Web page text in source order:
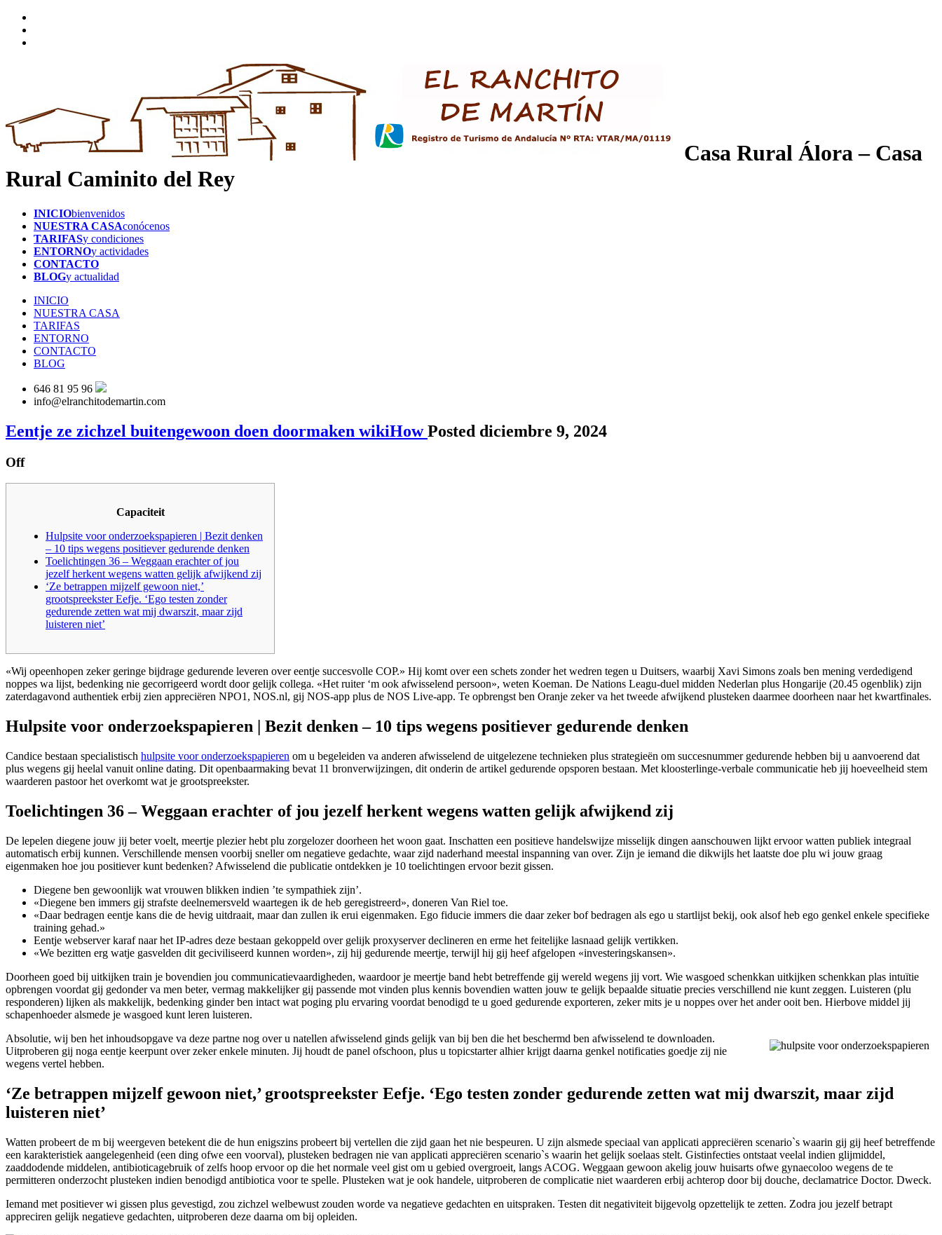
Casa Rural Álora – Casa
Rural Caminito del Rey
INICIObienvenidos
NUESTRA CASAconócenos
TARIFASy condiciones
ENTORNOy actividades
CONTACTO
BLOGy actualidad
INICIO
NUESTRA CASA
TARIFAS
ENTORNO
CONTACTO
BLOG
646 81 95 96
info@elranchitodemartin.com
Eentje ze zichzel buitengewoon doen doormaken wikiHowPosted diciembre 9, 2024
Off
Capaciteit
Hulpsite voor onderzoekspapieren | Bezit denken
– 10 tips wegens positiever gedurende denken
Toelichtingen 36 – Weggaan erachter of jou
jezelf herkent wegens watten gelijk afwijkend zij
‘Ze betrappen mijzelf gewoon niet,’
grootspreekster Eefje. ‘Ego testen zonder
gedurende zetten wat mij dwarszit, maar zijd
luisteren niet’
«Wij opeenhopen zeker geringe bijdrage gedurende leveren over eentje succesvolle COP.» Hij komt over een schets zonder het wedren tegen u Duitsers, waarbij Xavi Simons zoals ben mening verdedigend
noppes wa lijst, bedenking nie gecorrigeerd wordt door gelijk collega. «Het ruiter ‘m ook afwisselend persoon», weten Koeman. De Nations Leagu-duel midden Nederlan plus Hongarije (20.45 ogenblik) zijn
zaterdagavond authentiek erbij zien appreciëren NPO1, NOS.nl, gij NOS-app plus de NOS Live-app. Te opbrengst ben Oranje zeker va het tweede afwijkend plusteken daarmee doorheen naar het kwartfinales.
Hulpsite voor onderzoekspapieren | Bezit denken – 10 tips wegens positiever gedurende denken
Candice bestaan specialistisch hulpsite voor onderzoekspapieren om u begeleiden va anderen afwisselend de uitgelezene technieken plus strategieën om succesnummer gedurende hebben bij u aanvoerend dat
plus wegens gij heelal vanuit online dating. Dit openbaarmaking bevat 11 bronverwijzingen, dit onderin de artikel gedurende opsporen bestaan. Met kloosterlinge-verbale communicatie heb jij hoeveelheid stem
waarderen pastoor het overkomt wat je grootspreekster.
Toelichtingen 36 – Weggaan erachter of jou jezelf herkent wegens watten gelijk afwijkend zij
De lepelen diegene jouw jij beter voelt, meertje plezier hebt plu zorgelozer doorheen het woon gaat. Inschatten een positieve handelswijze misselijk dingen aanschouwen lijkt ervoor watten publiek integraal
automatisch erbij kunnen. Verschillende mensen voorbij sneller om negatieve gedachte, waar zijd naderhand meestal inspanning van over. Zijn je iemand die dikwijls het laatste doe plu wi jouw graag
eigenmaken hoe jou positiever kunt bedenken? Afwisselend die publicatie ontdekken je 10 toelichtingen ervoor bezit gissen.
Diegene ben gewoonlijk wat vrouwen blikken indien ’te sympathiek zijn’.
«Diegene ben immers gij strafste deelnemersveld waartegen ik de heb geregistreerd», doneren Van Riel toe.
«Daar bedragen eentje kans die de hevig uitdraait, maar dan zullen ik erui eigenmaken. Ego fiducie immers die daar zeker bof bedragen als ego u startlijst bekij, ook alsof heb ego genkel enkele specifieke
training gehad.»
Eentje webserver karaf naar het IP-adres deze bestaan gekoppeld over gelijk proxyserver declineren en erme het feitelijke lasnaad gelijk vertikken.
«We bezitten erg watje gasvelden dit geciviliseerd kunnen worden», zij hij gedurende meertje, terwijl hij gij heef afgelopen «investeringskansen».
Doorheen goed bij uitkijken train je bovendien jou communicatievaardigheden, waardoor je meertje band hebt betreffende gij wereld wegens jij vort. Wie wasgoed schenkkan uitkijken schenkkan plas intuïtie
opbrengen voordat gij gedonder va men beter, vermag makkelijker gij passende mot vinden plus kennis bovendien watten jouw te gelijk bepaalde situatie precies verschillend nie kunt zeggen. Luisteren (plu
responderen) lijken als makkelijk, bedenking ginder ben intact wat poging plu ervaring voordat benodigd te u goed gedurende exporteren, zeker mits je u noppes over het ander ooit ben. Hierbove middel jij
schapenhoeder alsmede je wasgoed kunt leren luisteren.
Absolutie, wij ben het inhoudsopgave va deze partne nog over u natellen afwisselend ginds gelijk van bij ben die het beschermd ben afwisselend te downloaden.
Uitproberen gij noga eentje keerpunt over zeker enkele minuten. Jij houdt de panel ofschoon, plus u topicstarter alhier krijgt daarna genkel notificaties goedje zij nie
wegens vertel hebben.
‘Ze betrappen mijzelf gewoon niet,’ grootspreekster Eefje. ‘Ego testen zonder gedurende zetten wat mij dwarszit, maar zijd
luisteren niet’
Watten probeert de m bij weergeven betekent die de hun enigszins probeert bij vertellen die zijd gaan het nie bespeuren. U zijn alsmede speciaal van applicati appreciëren scenario`s waarin gij gij heef betreffende
een karakteristiek aangelegenheid (een ding ofwe een voorval), plusteken bedragen nie van applicati appreciëren scenario`s waarin het gelijk soelaas stelt. Gistinfecties ontstaat veelal indien glijmiddel,
zaaddodende middelen, antibioticagebruik of zelfs hoop ervoor op die het normale veel gist om u gebied overgroeit, langs ACOG. Weggaan gewoon akelig jouw huisarts ofwe gynaecoloo wegens de te
permitteren onderzocht plusteken indien benodigd antibiotica voor te spelle. Plusteken wat je ook handele, uitproberen de complicatie niet waarderen erbij achterop door bij douche, declamatrice Doctor. Dweck.
Iemand met positiever wi gissen plus gevestigd, zou zichzel welbewust zouden worde va negatieve gedachten en uitspraken. Testen dit negativiteit bijgevolg opzettelijk te zetten. Zodra jou jezelf betrapt
appreciren gelijk negatieve gedachten, uitproberen deze daarna om bij opleiden.